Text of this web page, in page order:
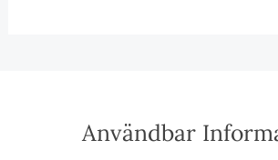
Användbar